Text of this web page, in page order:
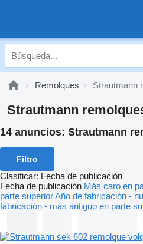
Remolques Strautmann
Strautmann
14 anuncios: Strautmann
Filtro
Clasificar: Fecha de publicación
Fecha de publicación Más caro en
parte superiorAño de fabricación -
fabricación - más antiguo en parte